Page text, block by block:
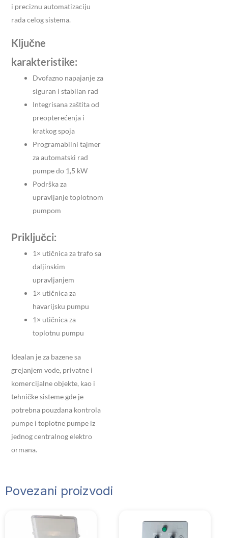
i preciznu automatizaciju
rada celog sistema.
Ključne
karakteristike:
Dvofazno napajanje za
siguran i stabilan rad
Integrisana zaštita od
preopterećenja i
kratkog spoja
Programabilni tajmer
za automatski rad
pumpe do 1,5 kW
Podrška za
upravljanje toplotnom
pumpom
Priključci:
1× utičnica za trafo sa
daljinskim
upravljanjem
1× utičnica za
havarijsku pumpu
1× utičnica za
toplotnu pumpu
Idealan je za bazene sa
grejanjem vode, privatne i
komercijalne objekte, kao i
tehničke sisteme gde je
potrebna pouzdana kontrola
pumpe i toplotne pumpe iz
jednog centralnog elektro
ormana.
Povezani proizvodi